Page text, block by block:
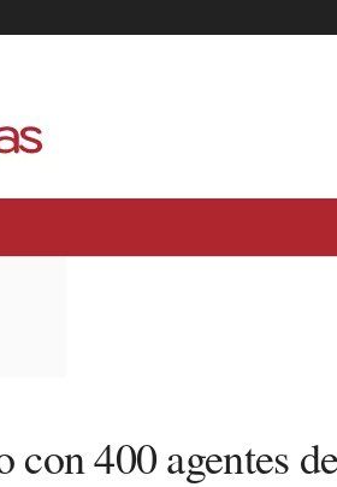
400 agentes de